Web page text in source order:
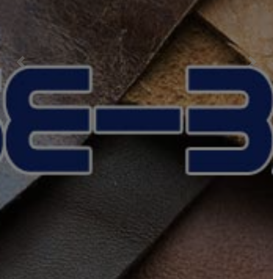
Previous Next